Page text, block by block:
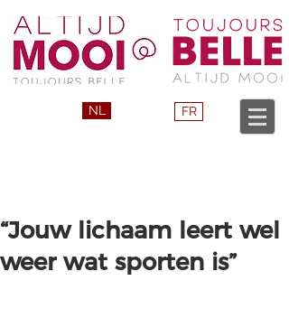
NL FR
“Jouw lichaam leert wel
weer wat sporten is”